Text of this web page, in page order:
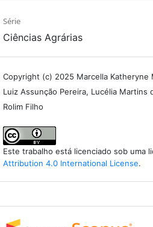
Série
Ciências Agrárias
Copyright (c) 2025 Marcella Katheryne
Luiz Assunção Pereira, Lucélia Martins
Rolim Filho
Este trabalho está licenciado sob uma
Attribution 4.0 International License.